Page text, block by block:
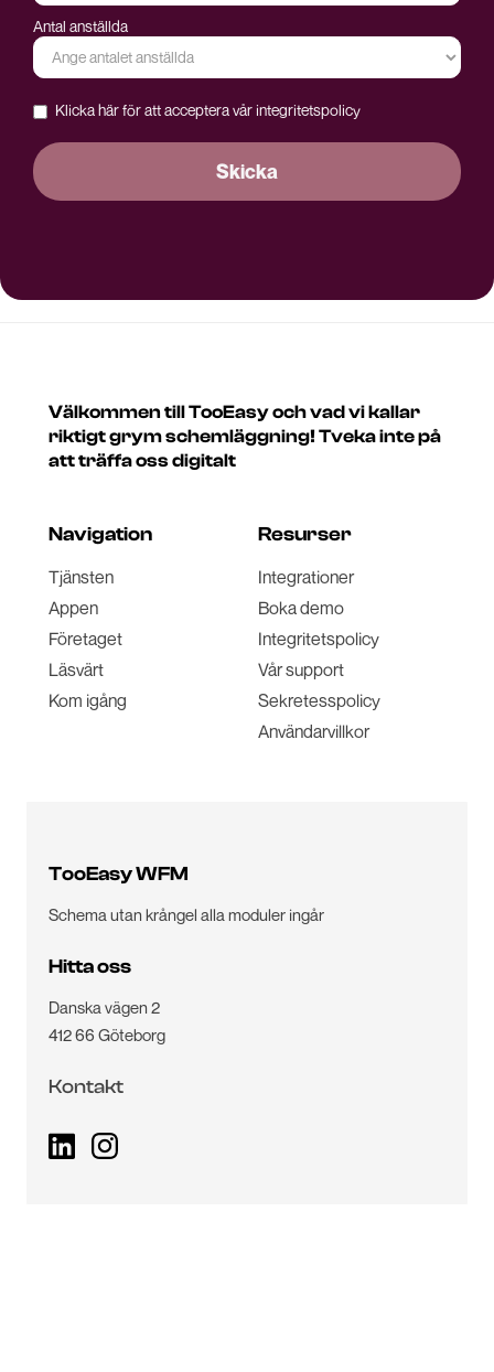
Antal anställda
Klicka här för att acceptera vårintegritetspolicy
Välkommen till TooEasy och vad vi kallar
riktigt grym schemläggning! Tveka inte på
att träffa oss digitalt
Navigation
Tjänsten
Appen
Företaget
Läsvärt
Kom igång
Resurser
Integrationer
Boka demo
Integritetspolicy
Vår support
Sekretesspolicy
Användarvillkor
TooEasy WFM
Schema utan krångel alla moduler ingår
Hitta oss
Danska vägen 2
412 66 Göteborg
Kontakt